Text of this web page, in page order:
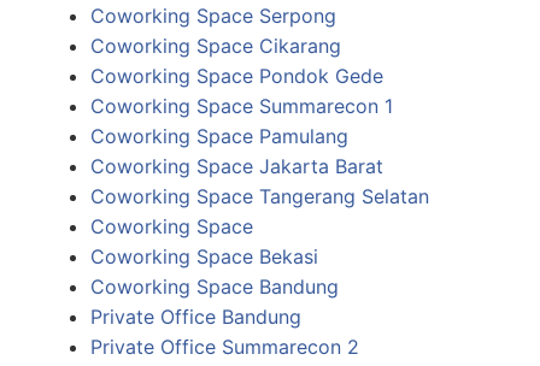
Coworking Space Serpong
Coworking Space Cikarang
Coworking Space Pondok Gede
Coworking Space Summarecon 1
Coworking Space Pamulang
Coworking Space Jakarta Barat
Coworking Space Tangerang Selatan
Coworking Space
Coworking Space Bekasi
Coworking Space Bandung
Private Office Bandung
Private Office Summarecon 2